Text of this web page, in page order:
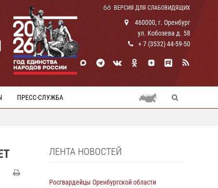
ВЕРСИЯ ДЛЯ СЛАБОВИДЯЩИХ
460000, г. Оренбург
ул. Кобозева д. 58
+ 7 (3532) 44-59-50
ПРЕСС-СЛУЖБА
ЛЕНТА НОВОСТЕЙ
Росгвардейцы Оренбургской области